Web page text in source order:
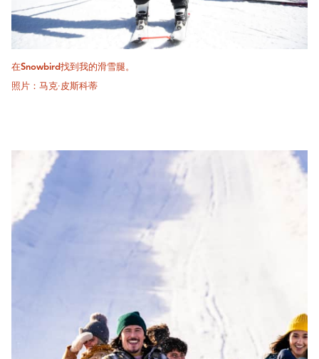
在Snowbird找到我的滑雪腿。
照片：马克·皮斯科蒂